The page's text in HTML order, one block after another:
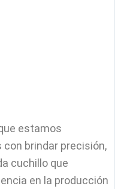
estamos
brindar precisión,
cuchillo que
en la producción